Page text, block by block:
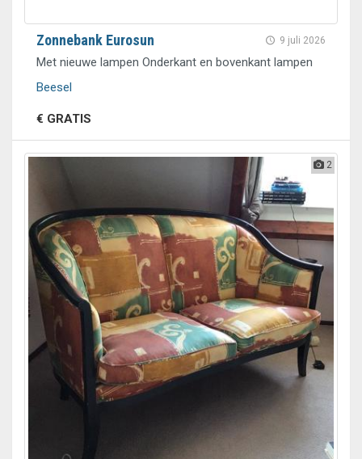
9 juli 2026
Zonnebank Eurosun
Met nieuwe lampen Onderkant en bovenkant lampen
Beesel
€ GRATIS
2